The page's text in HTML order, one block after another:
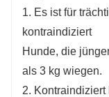
1. Es ist für
kontraindiziert
Hunde, die
als 3 kg wiegen.
2.